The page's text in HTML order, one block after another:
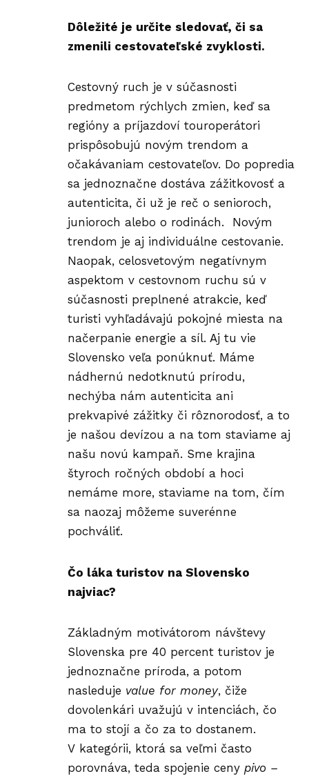
Dôležité je určite sledovať, či sa
zmenili cestovateľské zvyklosti.
Cestovný ruch je v súčasnosti
predmetom rýchlych zmien, keď sa
regióny a príjazdoví touroperátori
prispôsobujú novým trendom a
očakávaniam cestovateľov. Do popredia
sa jednoznačne dostáva zážitkovosť a
autenticita, či už je reč o senioroch,
junioroch alebo o rodinách. Novým
trendom je aj individuálne cestovanie.
Naopak, celosvetovým negatívnym
aspektom v cestovnom ruchu sú v
súčasnosti preplnené atrakcie, keď
turisti vyhľadávajú pokojné miesta na
načerpanie energie a síl. Aj tu vie
Slovensko veľa ponúknuť. Máme
nádhernú nedotknutú prírodu,
nechýba nám autenticita ani
prekvapivé zážitky či rôznorodosť, a to
je našou devízou a na tom staviame aj
našu novú kampaň. Sme krajina
štyroch ročných období a hoci
nemáme more, staviame na tom, čím
sa naozaj môžeme suverénne
pochváliť.
Čo láka turistov na Slovensko
najviac?
Základným motivátorom návštevy
Slovenska pre 40 percent turistov je
jednoznačne príroda, a potom
nasleduje value for money, čiže
dovolenkári uvažujú v intenciách, čo
ma to stojí a čo za to dostanem.
V kategórii, ktorá sa veľmi často
porovnáva, teda spojenie ceny pivo –